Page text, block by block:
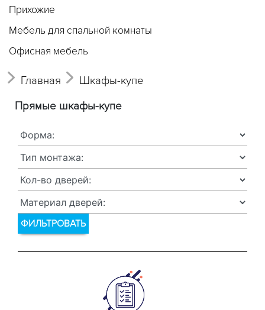
Прихожие
Мебель для спальной комнаты
Офисная мебель
Главная
Шкафы-купе
Прямые шкафы-купе
ФИЛЬТРОВАТЬ